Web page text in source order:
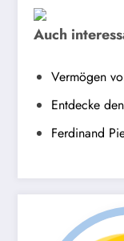
Auch
Vermögen
Entdecke
Ferdinand